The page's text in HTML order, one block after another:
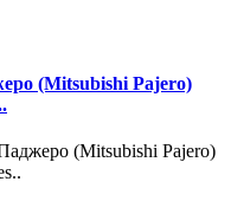
(Mitsubishi Pajero)
(Mitsubishi Pajero)